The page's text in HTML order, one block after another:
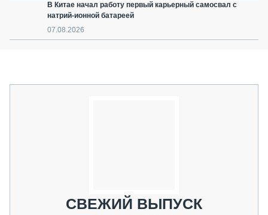
В Китае начал работу первый карьерный самосвал с
натрий-ионной батареей
07.08.2026
СВЕЖИЙ ВЫПУСК